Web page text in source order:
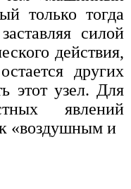
только тогда
силой
действия,
других
этот узел. Для
явлений
к «воздушным и